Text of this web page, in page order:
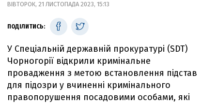
ВІВТОРОК, 21 ЛИСТОПАДА 2023, 15:13
ПОДІЛИТИСЬ:
У Спеціальній державній прокуратурі (SDT)
Чорногорії відкрили кримінальне
провадження з метою встановлення підстав
для підозри у вчиненні кримінального
правопорушення посадовими особами, які